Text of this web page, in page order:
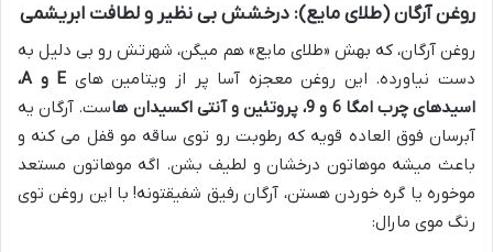
روغن آرگان (طلای مایع): درخشش بی نظیر و لطافت ابریشمی
روغن آرگان، که بهش «طلای مایع» هم میگن، شهرتش رو بی دلیل به
دست نیاورده. این روغن معجزه آسا پر از ویتامین های
E و A،
اسیدهای چرب امگا 6 و 9، پروتئین و آنتی اکسیدان ها
ست. آرگان یه
آبرسان فوق العاده قویه که رطوبت رو توی ساقه مو قفل می کنه و
باعث میشه موهاتون درخشان و لطیف بشن. اگه موهاتون مستعد
موخوره یا گره خوردن هستن، آرگان رفیق شفیقتونه! با این روغن توی
رنگ موی مارال: